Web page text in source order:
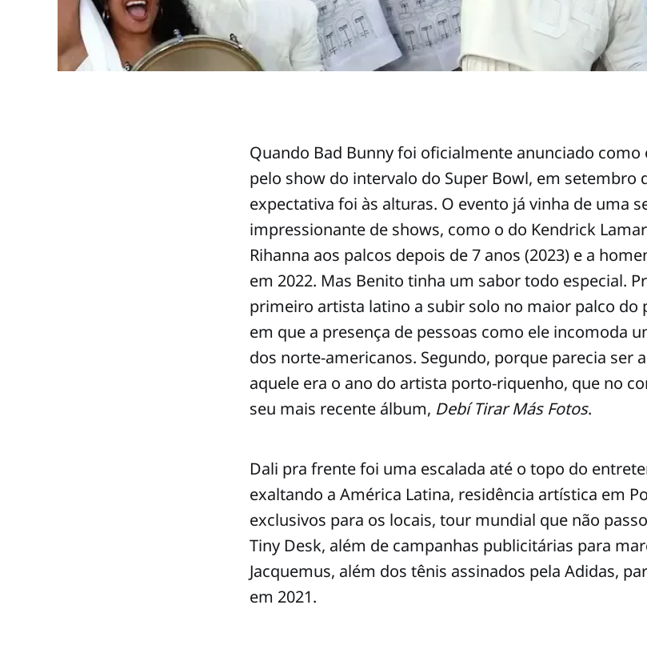
Quando Bad Bunny foi oficialmente anunciado como
pelo show do intervalo do Super Bowl, em setembro
expectativa foi às alturas. O evento já vinha de uma
impressionante de shows, como o do Kendrick
Rihanna aos palcos depois de 7 anos (2023) e a
em 2022. Mas Benito tinha um sabor todo especial.
primeiro artista latino a subir solo no maior palco do
em que a presença de pessoas como ele incomoda
dos norte-americanos. Segundo, porque parecia ser
aquele era o ano do artista porto-riquenho, que no
seu mais recente álbum, Debí Tirar Más Fotos.
Dali pra frente foi uma escalada até o topo do
exaltando a América Latina, residência artística em
exclusivos para os locais, tour mundial que não
Tiny Desk, além de campanhas publicitárias para
Jacquemus, além dos tênis assinados pela Adidas,
em 2021.